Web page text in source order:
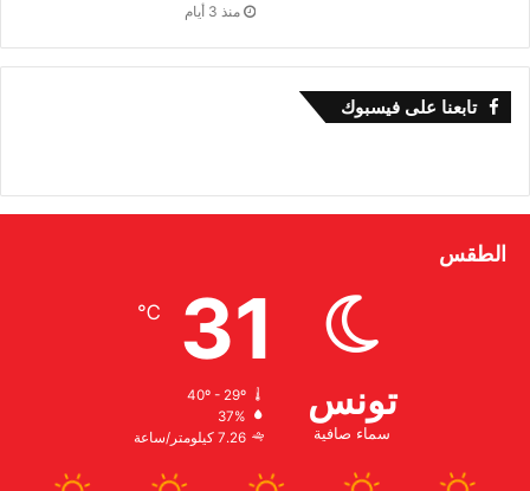
منذ 3 أيام
تابعنا على فيسبوك
الطقس
تونس
سماء صافية
31
℃
40º - 29º
37%
7.26 كيلومتر/ساعة